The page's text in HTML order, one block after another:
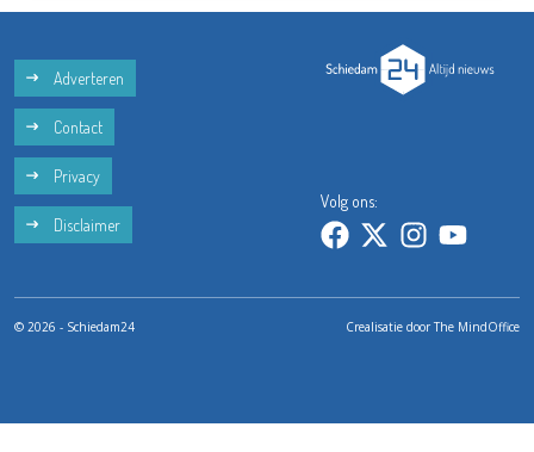
Adverteren
Contact
Privacy
Disclaimer
Volg ons:
© 2026 - Schiedam24 Crealisatie doorThe MindOffice